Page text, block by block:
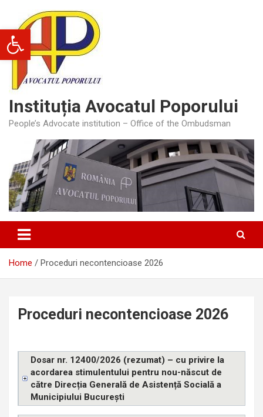
Deschide bara de unelte
content
Instituția Avocatul Poporului
People’s Advocate institution – Office of the Ombudsman
Home Proceduri necontencioase 2026
Proceduri necontencioase 2026
Dosar nr. 12400/2026 (rezumat) – cu privire la
acordarea stimulentului pentru nou-născut de
către Direcția Generală de Asistență Socială a
Municipiului București